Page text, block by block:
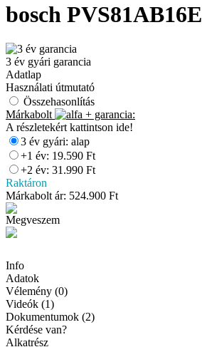
bosch PVS81AB16E
3 év gyári garancia
Adatlap
Használati útmutató
Összehasonlítás
Márkabolt
+ garancia:
A részletekért kattintson ide!
3 év gyári: alap
+1 év: 19.590 Ft
+2 év: 31.990 Ft
Raktáron
Márkabolt ár: 524.900 Ft
Megveszem
Info
Adatok
Vélemény (0)
Videók (1)
Dokumentumok (2)
Kérdése van?
Alkatrész